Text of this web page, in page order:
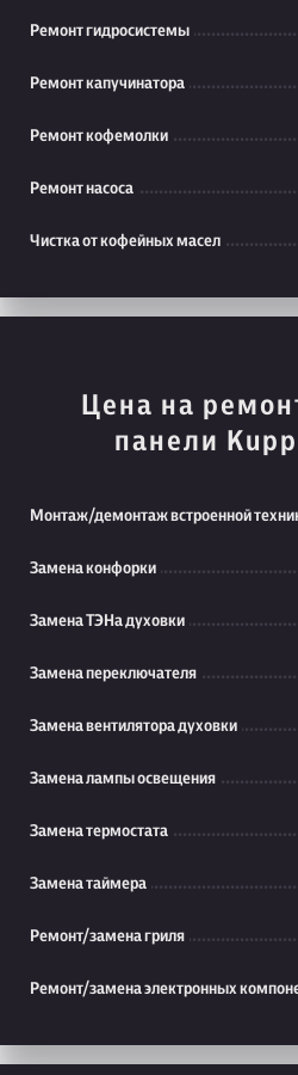
Ремонт гидросистемы
Ремонт капучинатора
Ремонт кофемолки
Ремонт насоса
Чистка от кофейных масел
Цена на
панели
Монтаж/демонтаж встроенной
Замена конфорки
Замена ТЭНа духовки
Замена переключателя
Замена вентилятора духовки
Замена лампы освещения
Замена термостата
Замена таймера
Ремонт/замена гриля
Ремонт/замена электронных